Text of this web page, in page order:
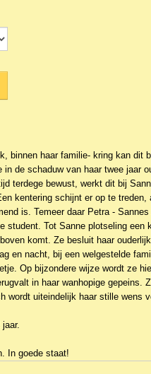
binnen haar familie- kring kan dit
de schaduw van haar twee jaar
terdege bewust, werkt dit bij
kentering schijnt er op te treden,
is. Temeer daar Petra -
student. Tot Sanne plotseling een
komt. Ze besluit haar
en nacht, bij een welgestelde
Op bijzondere wijze wordt ze
in haar wanhopige gepeins.
wordt uiteindelijk haar stille wens
In goede staat!